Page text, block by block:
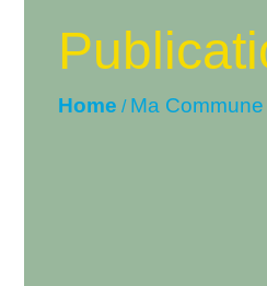
Home / Ma Commune